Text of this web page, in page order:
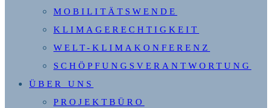
MOBILITÄTSWENDE
KLIMAGERECHTIGKEIT
WELT-KLIMAKONFERENZ
SCHÖPFUNGSVERANTWORTUNG
ÜBER UNS
PROJEKTBÜRO